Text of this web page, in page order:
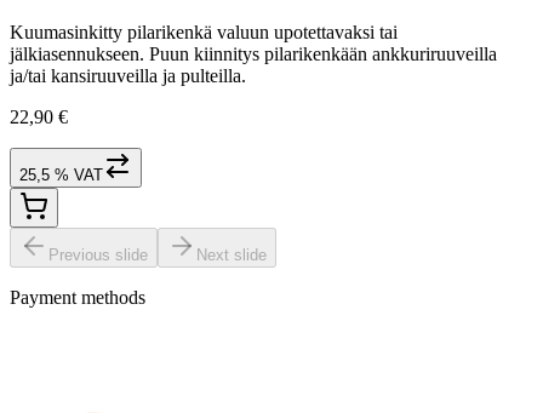
Kuumasinkitty pilarikenkä valuun upotettavaksi tai
jälkiasennukseen. Puun kiinnitys pilarikenkään ankkuriruuveilla
ja/tai kansiruuveilla ja pulteilla.
22,90 €
25,5 % VAT
Previous slide Next slide
Payment methods